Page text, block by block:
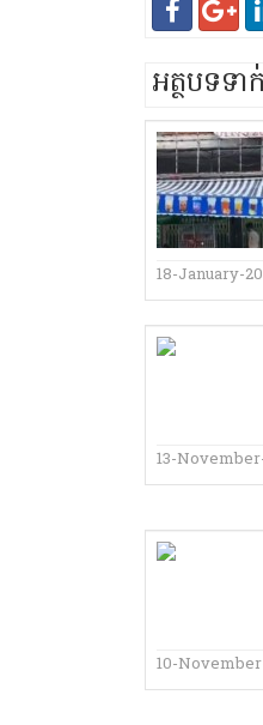
អត្ថបទទ
18-January-
13-
10-